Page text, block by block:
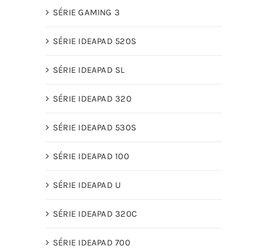
SÉRIE GAMING 3
SÉRIE IDEAPAD 520S
SÉRIE IDEAPAD SL
SÉRIE IDEAPAD 320
SÉRIE IDEAPAD 530S
SÉRIE IDEAPAD 100
SÉRIE IDEAPAD U
SÉRIE IDEAPAD 320C
SÉRIE IDEAPAD 700